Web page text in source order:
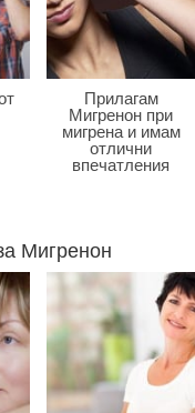
Прилагам
Мигренон при
мигрена и имам
отлични
впечатления
Мигренон